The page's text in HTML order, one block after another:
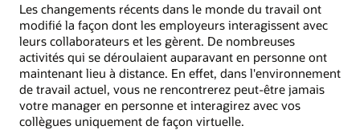
Les changements récents dans le monde du travail ont
modifié la façon dont les employeurs interagissent avec
leurs collaborateurs et les gèrent. De nombreuses
activités qui se déroulaient auparavant en personne ont
maintenant lieu à distance. En effet, dans l'environnement
de travail actuel, vous ne rencontrerez peut-être jamais
votre manager en personne et interagirez avec vos
collègues uniquement de façon virtuelle.